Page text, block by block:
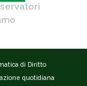
di Diritto
quotidiana